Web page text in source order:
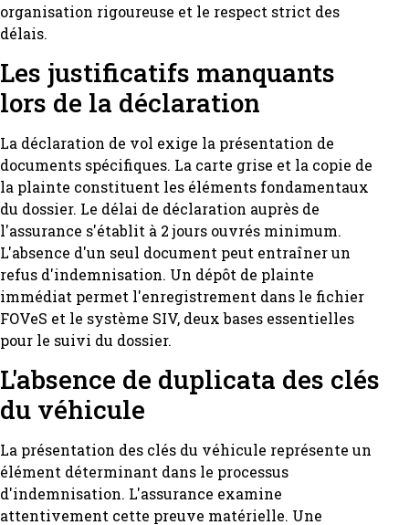
organisation rigoureuse et le respect strict des
délais.
Les justificatifs manquants
lors de la déclaration
La déclaration de vol exige la présentation de
documents spécifiques. La carte grise et la copie de
la plainte constituent les éléments fondamentaux
du dossier. Le délai de déclaration auprès de
l'assurance s'établit à 2 jours ouvrés minimum.
L'absence d'un seul document peut entraîner un
refus d'indemnisation. Un dépôt de plainte
immédiat permet l'enregistrement dans le fichier
FOVeS et le système SIV, deux bases essentielles
pour le suivi du dossier.
L'absence de duplicata des clés
du véhicule
La présentation des clés du véhicule représente un
élément déterminant dans le processus
d'indemnisation. L'assurance examine
attentivement cette preuve matérielle. Une